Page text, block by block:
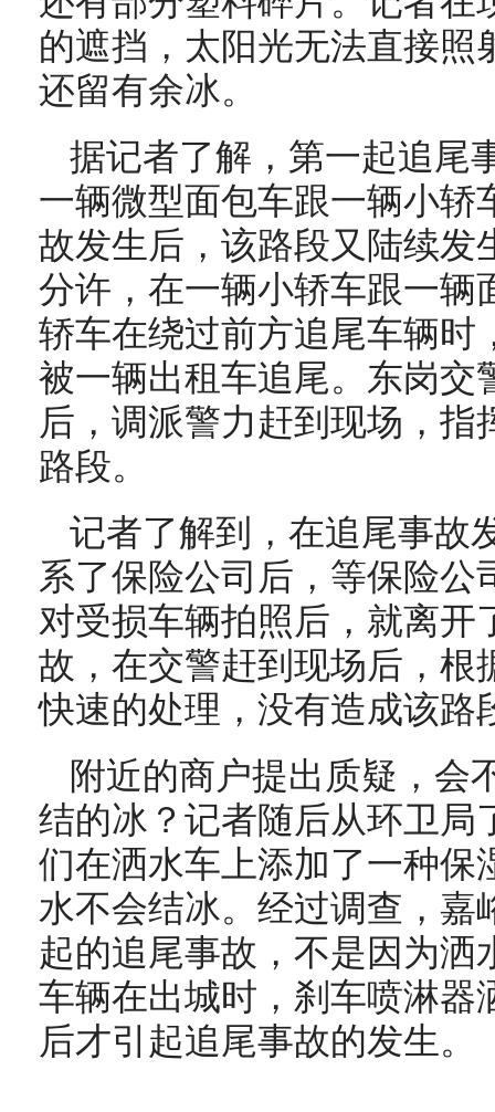
的遮挡，太阳光无法直接照
还留有余冰。
据记者了解，第一起追尾
一辆微型面包车跟一辆小轿
故发生后，该路段又陆续发
分许，在一辆小轿车跟一辆
轿车在绕过前方追尾车辆时
被一辆出租车追尾。东岗交
后，调派警力赶到现场，
路段。
记者了解到，在追尾事故
系了保险公司后，等保险公
对受损车辆拍照后，就离开
故，在交警赶到现场后，根
快速的处理，没有造成该路
附近的商户提出质疑，会
结的冰？记者随后从环卫局
们在洒水车上添加了一种保
水不会结冰。经过调查，嘉
起的追尾事故，不是因为洒
车辆在出城时，刹车喷淋器
后才引起追尾事故的发生。